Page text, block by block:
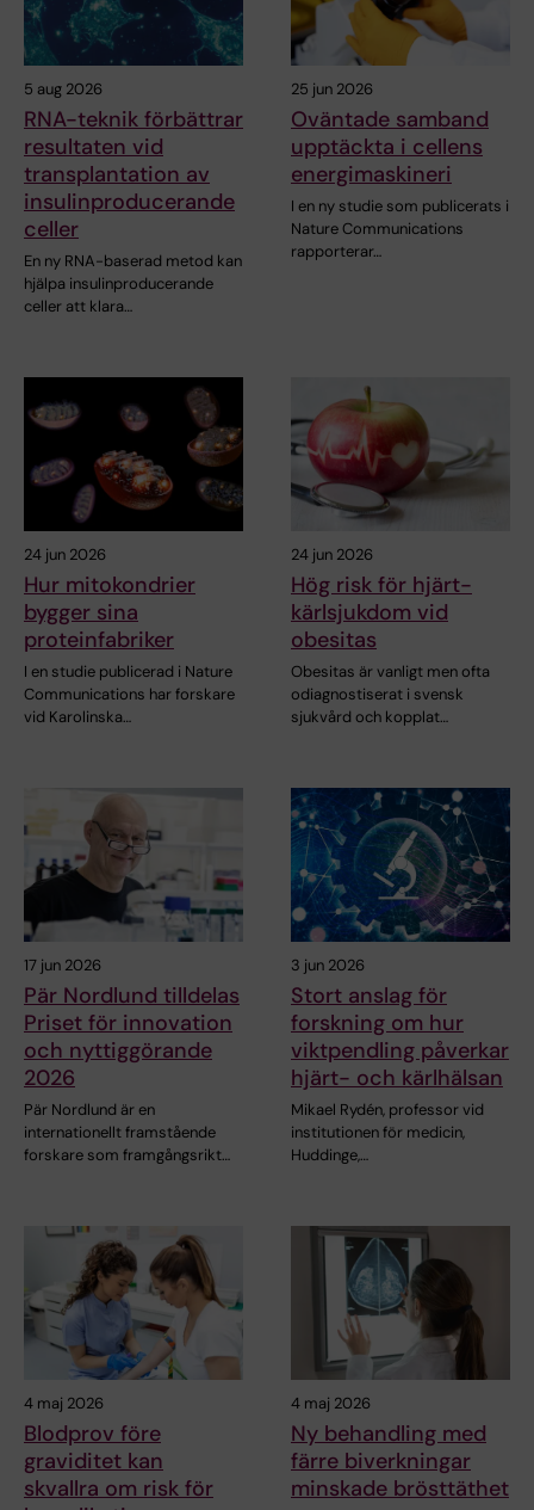
5 aug 2026
RNA-teknik förbättrar
resultaten vid
transplantation av
insulinproducerande
celler
En ny RNA-baserad metod kan
hjälpa insulinproducerande
celler att klara…
25 jun 2026
Oväntade samband
upptäckta i cellens
energimaskineri
I en ny studie som publicerats i
Nature Communications
rapporterar…
24 jun 2026
Hur mitokondrier
bygger sina
proteinfabriker
I en studie publicerad i Nature
Communications har forskare
vid Karolinska…
24 jun 2026
Hög risk för hjärt-
kärlsjukdom vid
obesitas
Obesitas är vanligt men ofta
odiagnostiserat i svensk
sjukvård och kopplat…
17 jun 2026
Pär Nordlund tilldelas
Priset för innovation
och nyttiggörande
2026
Pär Nordlund är en
internationellt framstående
forskare som framgångsrikt…
3 jun 2026
Stort anslag för
forskning om hur
viktpendling påverkar
hjärt- och kärlhälsan
Mikael Rydén, professor vid
institutionen för medicin,
Huddinge,…
4 maj 2026
Blodprov före
graviditet kan
skvallra om risk för
4 maj 2026
Ny behandling med
färre biverkningar
minskade brösttäthet